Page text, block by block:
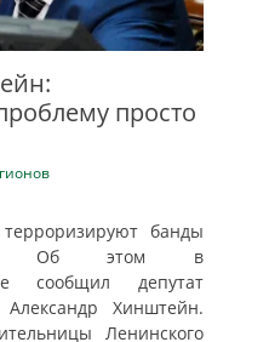
просто
банды
Об этом в
сообщил депутат
Александр Хинштейн.
Ленинского